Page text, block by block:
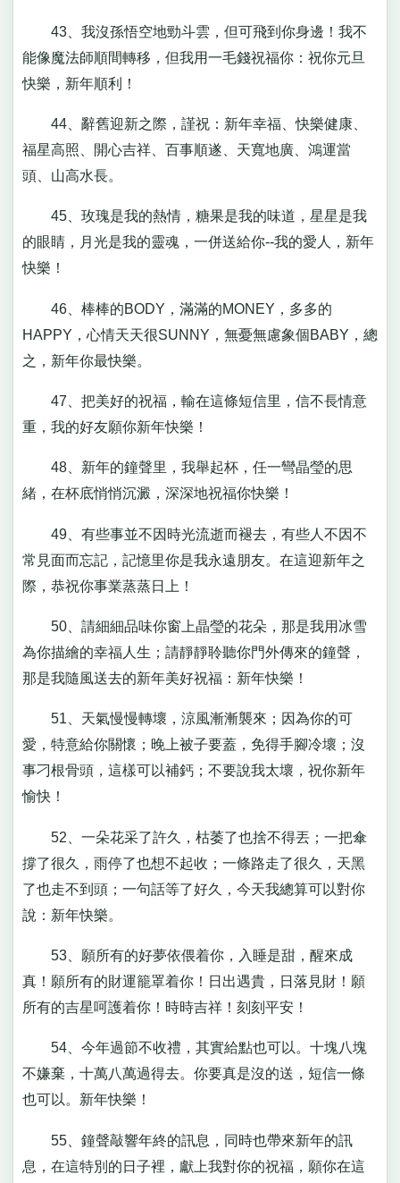
43、我沒孫悟空地勁斗雲，但可飛到你身邊！我不
能像魔法師順間轉移，但我用一毛錢祝福你：祝你元旦
快樂，新年順利！
44、辭舊迎新之際，謹祝：新年幸福、快樂健康、
福星高照、開心吉祥、百事順遂、天寬地廣、鴻運當
頭、山高水長。
45、玫瑰是我的熱情，糖果是我的味道，星星是我
的眼睛，月光是我的靈魂，一併送給你--我的愛人，新年
快樂！
46、棒棒的BODY，滿滿的MONEY，多多的
HAPPY，心情天天很SUNNY，無憂無慮象個BABY，總
之，新年你最快樂。
47、把美好的祝福，輸在這條短信里，信不長情意
重，我的好友願你新年快樂！
48、新年的鐘聲里，我舉起杯，任一彎晶瑩的思
緒，在杯底悄悄沉澱，深深地祝福你快樂！
49、有些事並不因時光流逝而褪去，有些人不因不
常見面而忘記，記憶里你是我永遠朋友。在這迎新年之
際，恭祝你事業蒸蒸日上！
50、請細細品味你窗上晶瑩的花朵，那是我用冰雪
為你描繪的幸福人生；請靜靜聆聽你門外傳來的鐘聲，
那是我隨風送去的新年美好祝福：新年快樂！
51、天氣慢慢轉壞，涼風漸漸襲來；因為你的可
愛，特意給你關懷；晚上被子要蓋，免得手腳冷壞；沒
事刁根骨頭，這樣可以補鈣；不要說我太壞，祝你新年
愉快！
52、一朵花采了許久，枯萎了也捨不得丟；一把傘
撐了很久，雨停了也想不起收；一條路走了很久，天黑
了也走不到頭；一句話等了好久，今天我總算可以對你
說：新年快樂。
53、願所有的好夢依偎着你，入睡是甜，醒來成
真！願所有的財運籠罩着你！日出遇貴，日落見財！願
所有的吉星呵護着你！時時吉祥！刻刻平安！
54、今年過節不收禮，其實給點也可以。十塊八塊
不嫌棄，十萬八萬過得去。你要真是沒的送，短信一條
也可以。新年快樂！
55、鐘聲敲響年終的訊息，同時也帶來新年的訊
息，在這特別的日子裡，獻上我對你的祝福，願你在這